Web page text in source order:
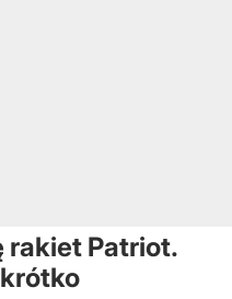
rakiet Patriot.